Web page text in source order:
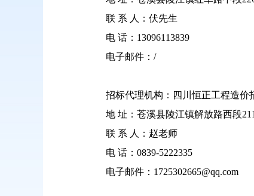
联 系 人：伏先生
电 话： 13096113839
电子邮件： /
招标代理机构：四川恒正工程造价
地 址：苍溪县陵江镇解放路西段211
联 系 人：赵老师
电 话： 0839-5222335
电子邮件：1725302665@qq.com